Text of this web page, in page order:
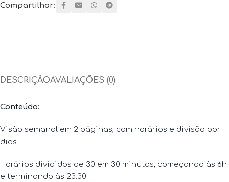
Compartilhar:
DESCRIÇÃOAVALIAÇÕES (0)
Conteúdo:
Visão semanal em 2 páginas, com horários e divisão por
dias
Horários divididos de 30 em 30 minutos, começando às 6h
e terminando às 23:30